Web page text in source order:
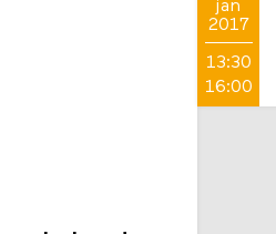
15
jan
2017
13:30